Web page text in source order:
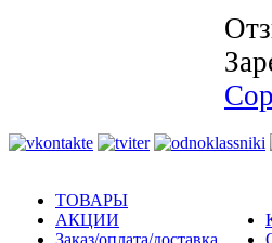
ТОВАРЫ
АКЦИИ
Заказ/оплата/доставка